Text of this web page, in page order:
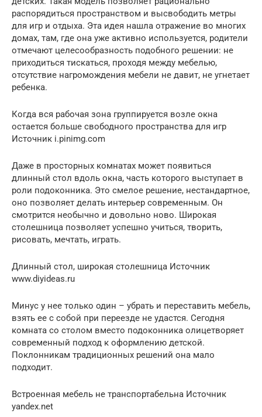
распорядиться пространством и высвободить метры
для игр и отдыха. Эта идея нашла отражение во многих
домах, там, где она уже активно используется, родители
отмечают целесообразность подобного решении: не
приходиться тискаться, проходя между мебелью,
отсутствие нагромождения мебели не давит, не угнетает
ребенка.
Когда вся рабочая зона группируется возле окна
остается больше свободного пространства для игр
Источник i.pinimg.com
Даже в просторных комнатах может появиться
длинный стол вдоль окна, часть которого выступает в
роли подоконника. Это смелое решение, нестандартное,
оно позволяет делать интерьер современным. Он
смотрится необычно и довольно ново. Широкая
столешница позволяет успешно учиться, творить,
рисовать, мечтать, играть.
Длинный стол, широкая столешница Источник
www.diyideas.ru
Минус у нее только один – убрать и переставить мебель,
взять ее с собой при переезде не удастся. Сегодня
комната со столом вместо подоконника олицетворяет
современный подход к оформлению детской.
Поклонникам традиционных решений она мало
подходит.
Встроенная мебель не транспортабельна Источник
yandex.net